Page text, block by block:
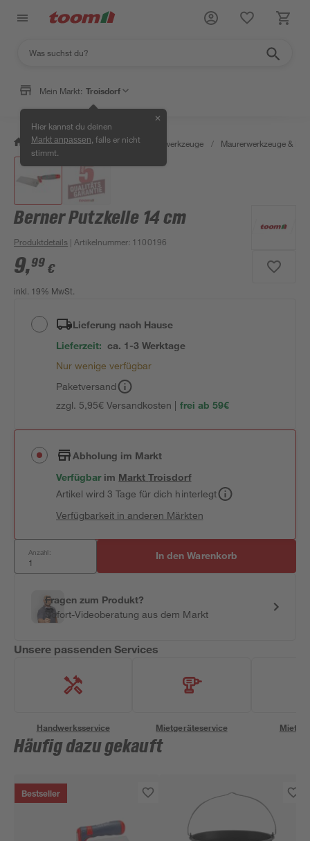
Mein Markt: Troisdorf
Hier kannst du deinen
Markt anpassen , falls er nicht
stimmt.
✕
/ Werkstatt & Maschinen / Handwerkzeuge / Maurerwerkzeuge &
Berner Putzkelle 14 cm
Produktdetails | Artikelnummer: 1100196
9,99 €
inkl. 19% MwSt.
Lieferung nach Hause
Lieferzeit: ca. 1-3 Werktage
Nur wenige verfügbar
Paketversand
zzgl. 5,95€ Versandkosten | frei ab 59€
Abholung im Markt
Verfügbar im MarktTroisdorf
Artikel wird 3 Tage für dich hinterlegt
Verfügbarkeit in anderen Märkten
Anzahl: In den Warenkorb
Fragen zum Produkt?
Sofort-Videoberatung aus dem Markt
Unsere passenden Services
Handwerksservice Mietgeräteservice
Häufig dazu gekauft
Bestseller